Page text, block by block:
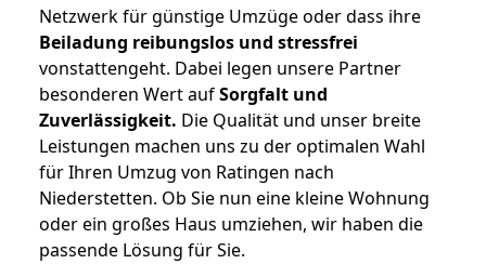
Netzwerk für günstige Umzüge oder dass ihre
Beiladung reibungslos und stressfrei
vonstattengeht. Dabei legen unsere Partner
besonderen Wert aufSorgfalt und
Zuverlässigkeit. Die Qualität und unser breite
Leistungen machen uns zu der optimalen Wahl
für Ihren Umzug von Ratingen nach
Niederstetten. Ob Sie nun eine kleine Wohnung
oder ein großes Haus umziehen, wir haben die
passende Lösung für Sie.